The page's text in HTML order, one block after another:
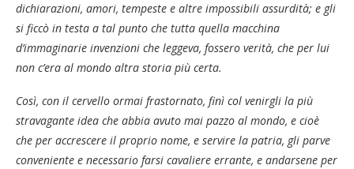
dichiarazioni, amori, tempeste e altre impossibili assurdità; e gli
si ficcò in testa a tal punto che tutta quella macchina
d’immaginarie invenzioni che leggeva, fossero verità, che per lui
non c’era al mondo altra storia più certa.
Così, con il cervello ormai frastornato, finì col venirgli la più
stravagante idea che abbia avuto mai pazzo al mondo, e cioè
che per accrescere il proprio nome, e servire la patria, gli parve
conveniente e necessario farsi cavaliere errante, e andarsene per